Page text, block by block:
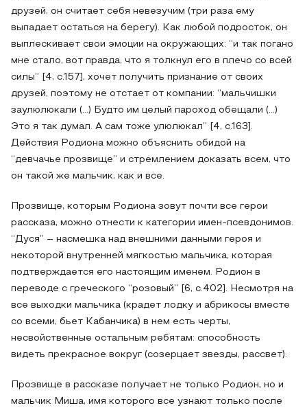
друзей, он считает себя невезучим (три раза ему
выпадает остаться на берегу). Как любой подросток, он
выплескивает свои эмоции на окружающих: “и так погано
мне стало, вот правда, что я толкнул его в плечо со всей
силы” [4, с.157], хочет получить признание от своих
друзей, поэтому не отстает от компании: “мальчишки
заулюлюкали (…) Будто им целый пароход обещали (...)
Это я так думал. А сам тоже улюлюкал” [4, с.163].
Действия Родиона можно объяснить обидой на
“девчачье прозвище” и стремлением доказать всем, что
он такой же мальчик, как и все.
Прозвище, которым Родиона зовут почти все герои
рассказа, можно отнести к категории имен-псевдонимов.
“Дуся” – насмешка над внешними данными героя и
некоторой внутренней мягкостью мальчика, которая
подтверждается его настоящим именем. Родион в
переводе с греческого “розовый” [6, с.402]. Несмотря на
все выходки мальчика (крадет лодку и абрикосы вместе
со всеми, бьет Кабанчика) в нем есть черты,
несвойственные остальным ребятам: способность
видеть прекрасное вокруг (созерцает звезды, рассвет).
Прозвище в рассказе получает не только Родион, но и
мальчик Миша, имя которого все узнают только после